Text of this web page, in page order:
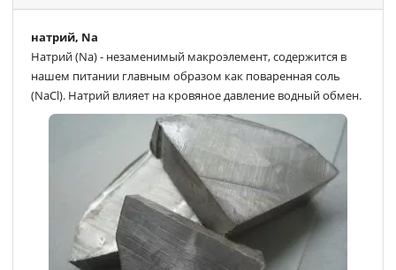
натрий, Na
Натрий (Na) - незаменимый макроэлемент, содержится в
нашем питании главным образом как поваренная соль
(NaCl). Натрий влияет на кровяное давление водный обмен.